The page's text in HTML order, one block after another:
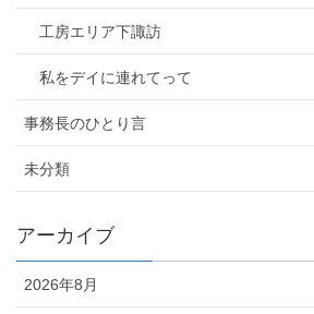
工房エリア下諏訪
私をデイに連れてって
事務長のひとり言
未分類
アーカイブ
2026年8月